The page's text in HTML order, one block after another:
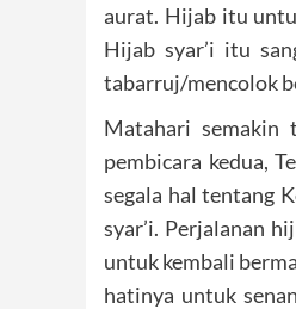
aurat. Hijab itu
Hijab syar’i itu
tabarruj/mencolok
Matahari semakin
pembicara kedua,
segala hal tentang
syar’i. Perjalanan
untuk kembali
hatinya untuk